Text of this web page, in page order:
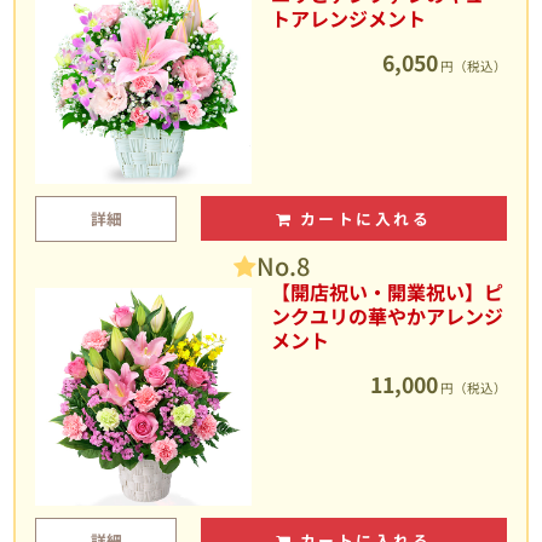
トアレンジメント
6,050 円（税込）
詳細 カートに入れる
No.8
【開店祝い・開業祝い】ピ
ンクユリの華やかアレンジ
メント
11,000 円（税込）